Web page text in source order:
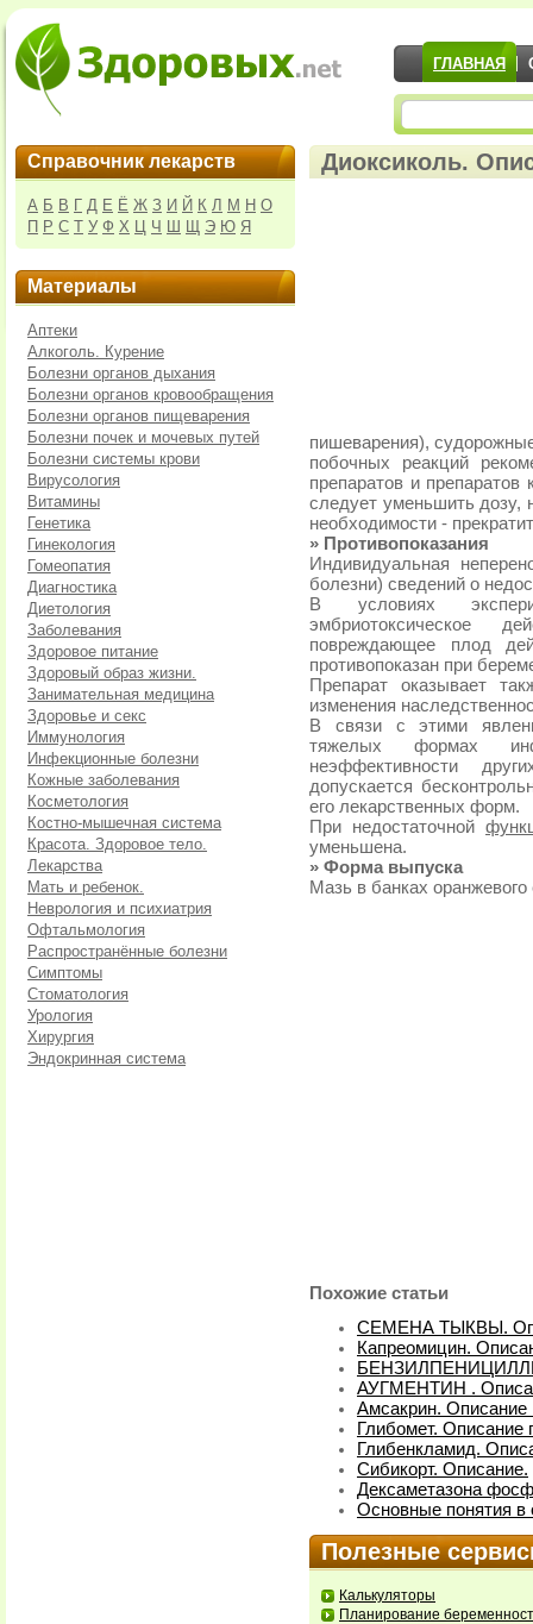
ГЛАВНАЯ
Справочник лекарств
А Б В Г Д Е Ё Ж З И Й К Л М Н О
П Р С Т У Ф Х Ц Ч Ш Щ Э Ю Я
Материалы
Аптеки
Алкоголь. Курение
Болезни органов дыхания
Болезни органов кровообращения
Болезни органов пищеварения
Болезни почек и мочевых путей
Болезни системы крови
Вирусология
Витамины
Генетика
Гинекология
Гомеопатия
Диагностика
Диетология
Заболевания
Здоровое питание
Здоровый образ жизни.
Занимательная медицина
Здоровье и секс
Иммунология
Инфекционные болезни
Кожные заболевания
Косметология
Костно-мышечная система
Красота. Здоровое тело.
Лекарства
Мать и ребенок.
Неврология и психиатрия
Офтальмология
Распространённые болезни
Симптомы
Стоматология
Урология
Хирургия
Эндокринная система
Диоксиколь.
пишеварения),
побочных реакций
препаратов и
следует уменьшить дозу,
необходимости -
» Противопоказания
Индивидуальная
болезни) сведений о
В условиях
эмбриотоксическое
повреждающее плод
противопоказан при
Препарат оказывает
изменения
В связи с этими
тяжелых формах
неэффективности
допускается
его лекарственных форм.
При недостаточной
уменьшена.
» Форма выпуска
Мазь в банках оранжевого
Похожие статьи
СЕМЕНА ТЫКВЫ.
Капреомицин.
АУГМЕНТИН .
Амсакрин. Описание
Глибомет. Описание
Глибенкламид.
Сибикорт. Описание.
Дексаметазона
Основные понятия в
Полезные
Калькуляторы
Планирование